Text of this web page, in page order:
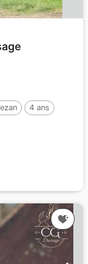
4 ans